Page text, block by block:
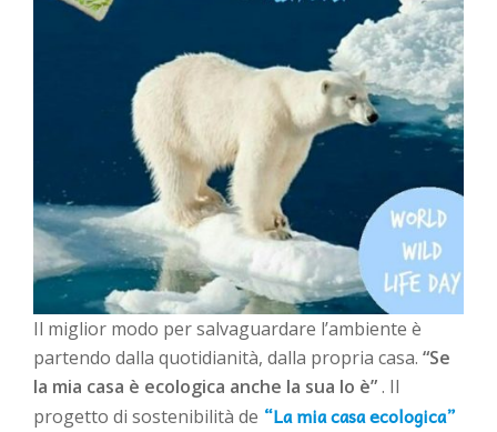
Il miglior modo per salvaguardare l’ambiente è
partendo dalla quotidianità, dalla propria casa. “Se
la mia casa è ecologica anche la sua lo è”. Il
progetto di sostenibilità de “La mia casa ecologica”